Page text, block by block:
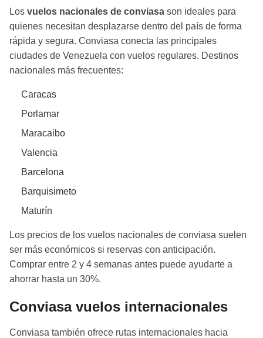
Los vuelos nacionales de conviasa son ideales para
quienes necesitan desplazarse dentro del país de forma
rápida y segura. Conviasa conecta las principales
ciudades de Venezuela con vuelos regulares. Destinos
nacionales más frecuentes:
Caracas
Porlamar
Maracaibo
Valencia
Barcelona
Barquisimeto
Maturín
Los precios de los vuelos nacionales de conviasa suelen
ser más económicos si reservas con anticipación.
Comprar entre 2 y 4 semanas antes puede ayudarte a
ahorrar hasta un 30%.
Conviasa vuelos internacionales
Conviasa también ofrece rutas internacionales hacia